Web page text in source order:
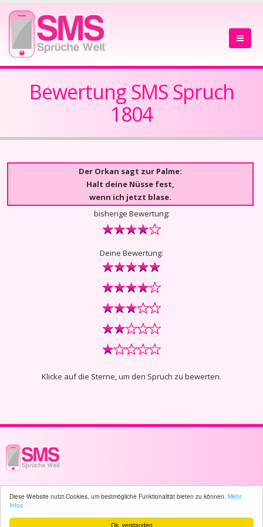
Ok, verstanden
Diese Website nutzt Cookies, um bestmögliche Funktionalität bieten zu können. Mehr
Infos
Bewertung SMS Spruch
1804
Der Orkan sagt zur Palme:
Halt deine Nüsse fest,
wenn ich jetzt blase.
bisherige Bewertung:
Deine Bewertung:
Klicke auf die Sterne, um den Spruch zu bewerten.
© 2003 - 2026 -sms-sprueche-welt.ch- All rights reserved -1081 user(s)
online